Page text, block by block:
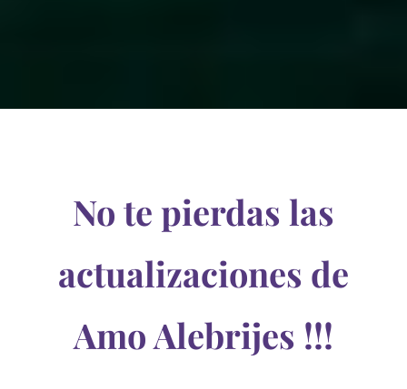
No te pierdas las
actualizaciones de
Amo Alebrijes !!!